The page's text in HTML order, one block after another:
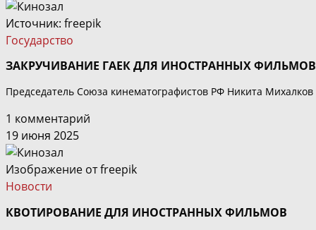
Источник: freepik
Государство
ЗАКРУЧИВАНИЕ ГАЕК ДЛЯ ИНОСТРАННЫХ ФИЛЬМОВ
Председатель Союза кинематографистов РФ Никита
1 комментарий
19 июня 2025
Изображение от freepik
Новости
КВОТИРОВАНИЕ ДЛЯ ИНОСТРАННЫХ ФИЛЬМОВ